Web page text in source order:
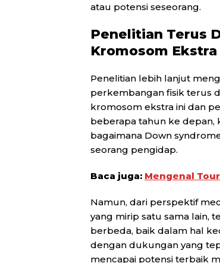
atau potensi seseorang.
Penelitian Terus
Kromosom
Penelitian lebih lanjut
perkembangan fisik terus
kromosom ekstra ini dan
beberapa tahun ke depan,
bagaimana Down
seorang pengidap.
Baca juga: Mengenal
Namun, dari perspektif
yang mirip satu sama lain,
berbeda, baik dalam hal
dengan dukungan yang
mencapai potensi terbaik